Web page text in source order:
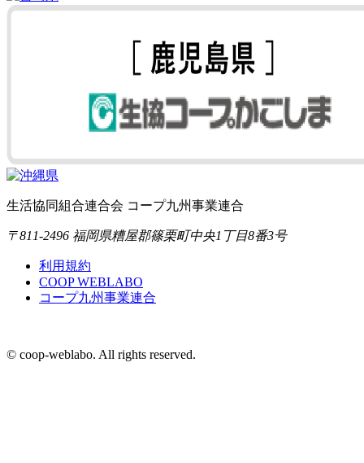
生活協同組合連合会 コープ九州事業連合
〒811-2496 福岡県糟屋郡篠栗町中央1丁目8番3号
利用規約
COOP WEBLABO
コープ九州事業連合
© coop-weblabo. All rights reserved.